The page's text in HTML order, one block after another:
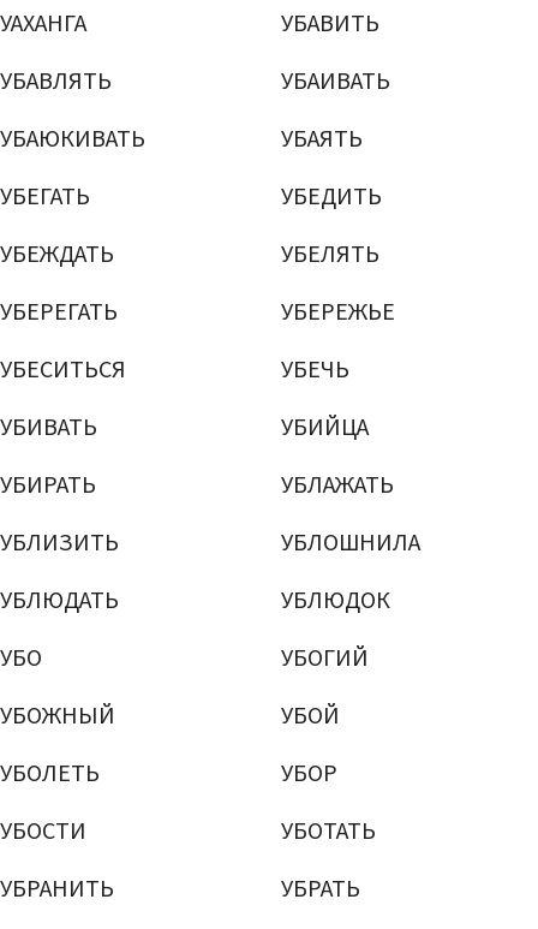
УАХАНГА
УБАВИТЬ
УБАВЛЯТЬ
УБАИВАТЬ
УБАЮКИВАТЬ
УБАЯТЬ
УБЕГАТЬ
УБЕДИТЬ
УБЕЖДАТЬ
УБЕЛЯТЬ
УБЕРЕГАТЬ
УБЕРЕЖЬЕ
УБЕСИТЬСЯ
УБЕЧЬ
УБИВАТЬ
УБИЙЦА
УБИРАТЬ
УБЛАЖАТЬ
УБЛИЗИТЬ
УБЛОШНИЛА
УБЛЮДАТЬ
УБЛЮДОК
УБО
УБОГИЙ
УБОЖНЫЙ
УБОЙ
УБОЛЕТЬ
УБОР
УБОСТИ
УБОТАТЬ
УБРАНИТЬ
УБРАТЬ